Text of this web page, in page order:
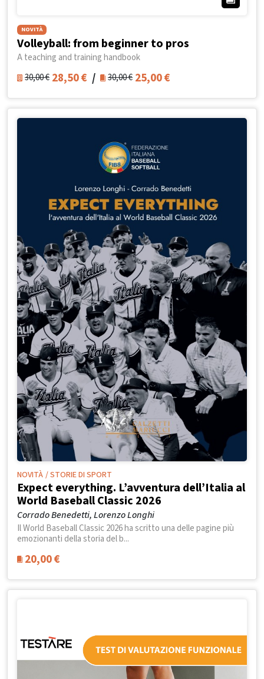
NOVITÀ
Volleyball: from beginner to pros
A teaching and training handbook
30,00€ 28,50€ / 30,00€ 25,00€
NOVITÀ / STORIE DI SPORT
Expect everything. L’avventura dell’Italia al
World Baseball Classic 2026
Corrado Benedetti, Lorenzo Longhi
Il World Baseball Classic 2026 ha scritto una delle pagine più
emozionanti della storia del b...
20,00€